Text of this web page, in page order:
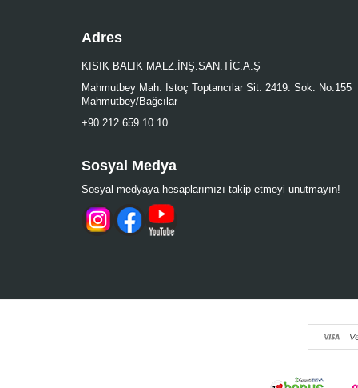
Adres
KISIK BALIK MALZ.İNŞ.SAN.TİC.A.Ş
Mahmutbey Mah. İstoç Toptancılar Sit. 2419. Sok. No:155
Mahmutbey/Bağcılar
+90 212 659 10 10
Sosyal Medya
Sosyal medyaya hesaplarımızı takip etmeyi unutmayın!